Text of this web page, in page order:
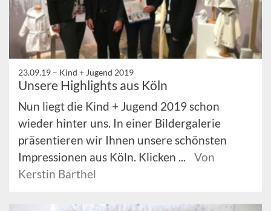
23.09.19 – Kind + Jugend 2019
Unsere Highlights aus Köln
Nun liegt die Kind + Jugend 2019 schon
wieder hinter uns. In einer Bildergalerie
präsentieren wir Ihnen unsere schönsten
Impressionen aus Köln. Klicken ...
Von
Kerstin Barthel